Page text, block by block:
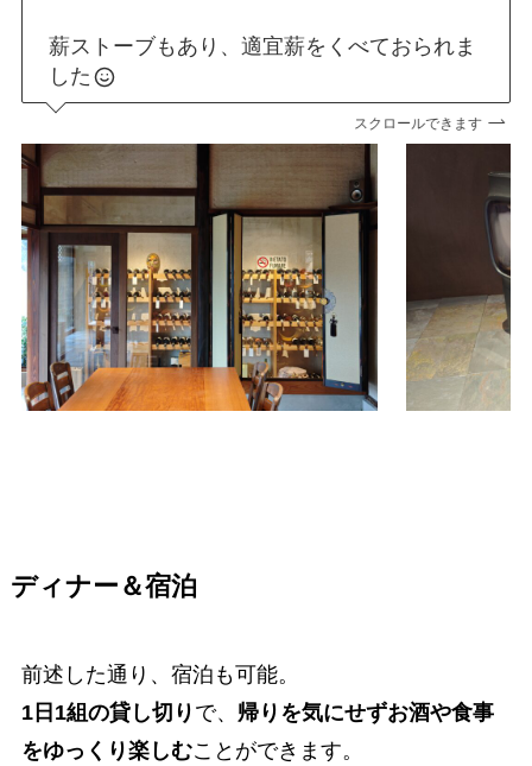
薪ストーブもあり、適宜薪をくべておられま
した
スクロールできます
ディナー＆宿泊
前述した通り、宿泊も可能。
1日1組の貸し切り で、 帰りを気にせずお酒や食事
をゆっくり楽しむことができます。